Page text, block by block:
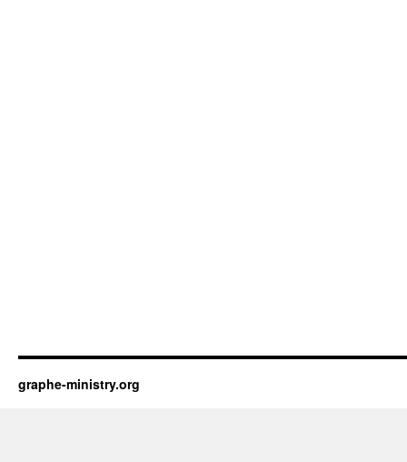
graphe-ministry.org